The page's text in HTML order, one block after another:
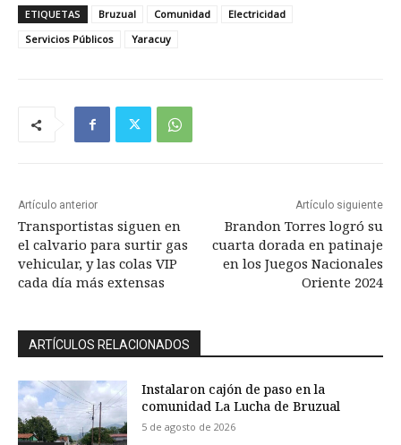
ETIQUETAS Bruzual Comunidad
Electricidad
Servicios Públicos
Yaracuy
Artículo anterior
Transportistas siguen en
el calvario para surtir gas
vehicular, y las colas VIP
cada día más extensas
Artículo siguiente
Brandon Torres logró su
cuarta dorada en patinaje
en los Juegos Nacionales
Oriente 2024
ARTÍCULOS RELACIONADOS
Instalaron cajón de paso en la
comunidad La Lucha de Bruzual
5 de agosto de 2026